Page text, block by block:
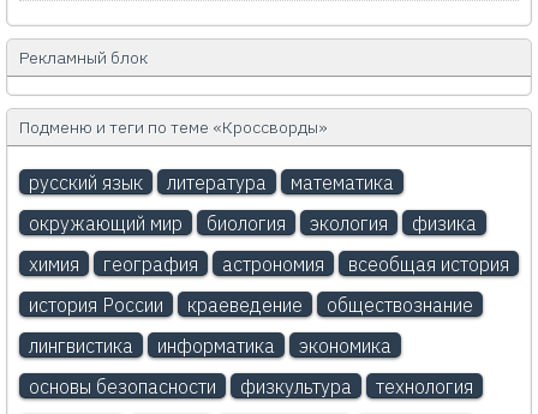
Рекламный блок
Подменю и теги по теме «Кроссворды»
русский язык литература
математика
окружающий мир
биология экология
физика
химия
география астрономия
всеобщая история
история России
краеведение
обществознание
лингвистика
информатика
экономика
основы безопасности
физкультура
технология